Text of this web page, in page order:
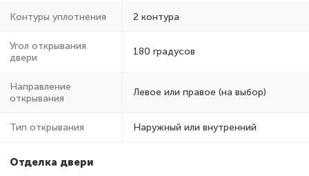
Контуры уплотнения 2 контура
Угол открывания
двери
180 градусов
Направление
открывания
Левое или правое (на выбор)
Тип открывания Наружный или внутренний
Отделка двери